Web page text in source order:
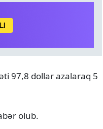
97,8 dollar azalaraq 5
olub.Rusiyanın ən iri